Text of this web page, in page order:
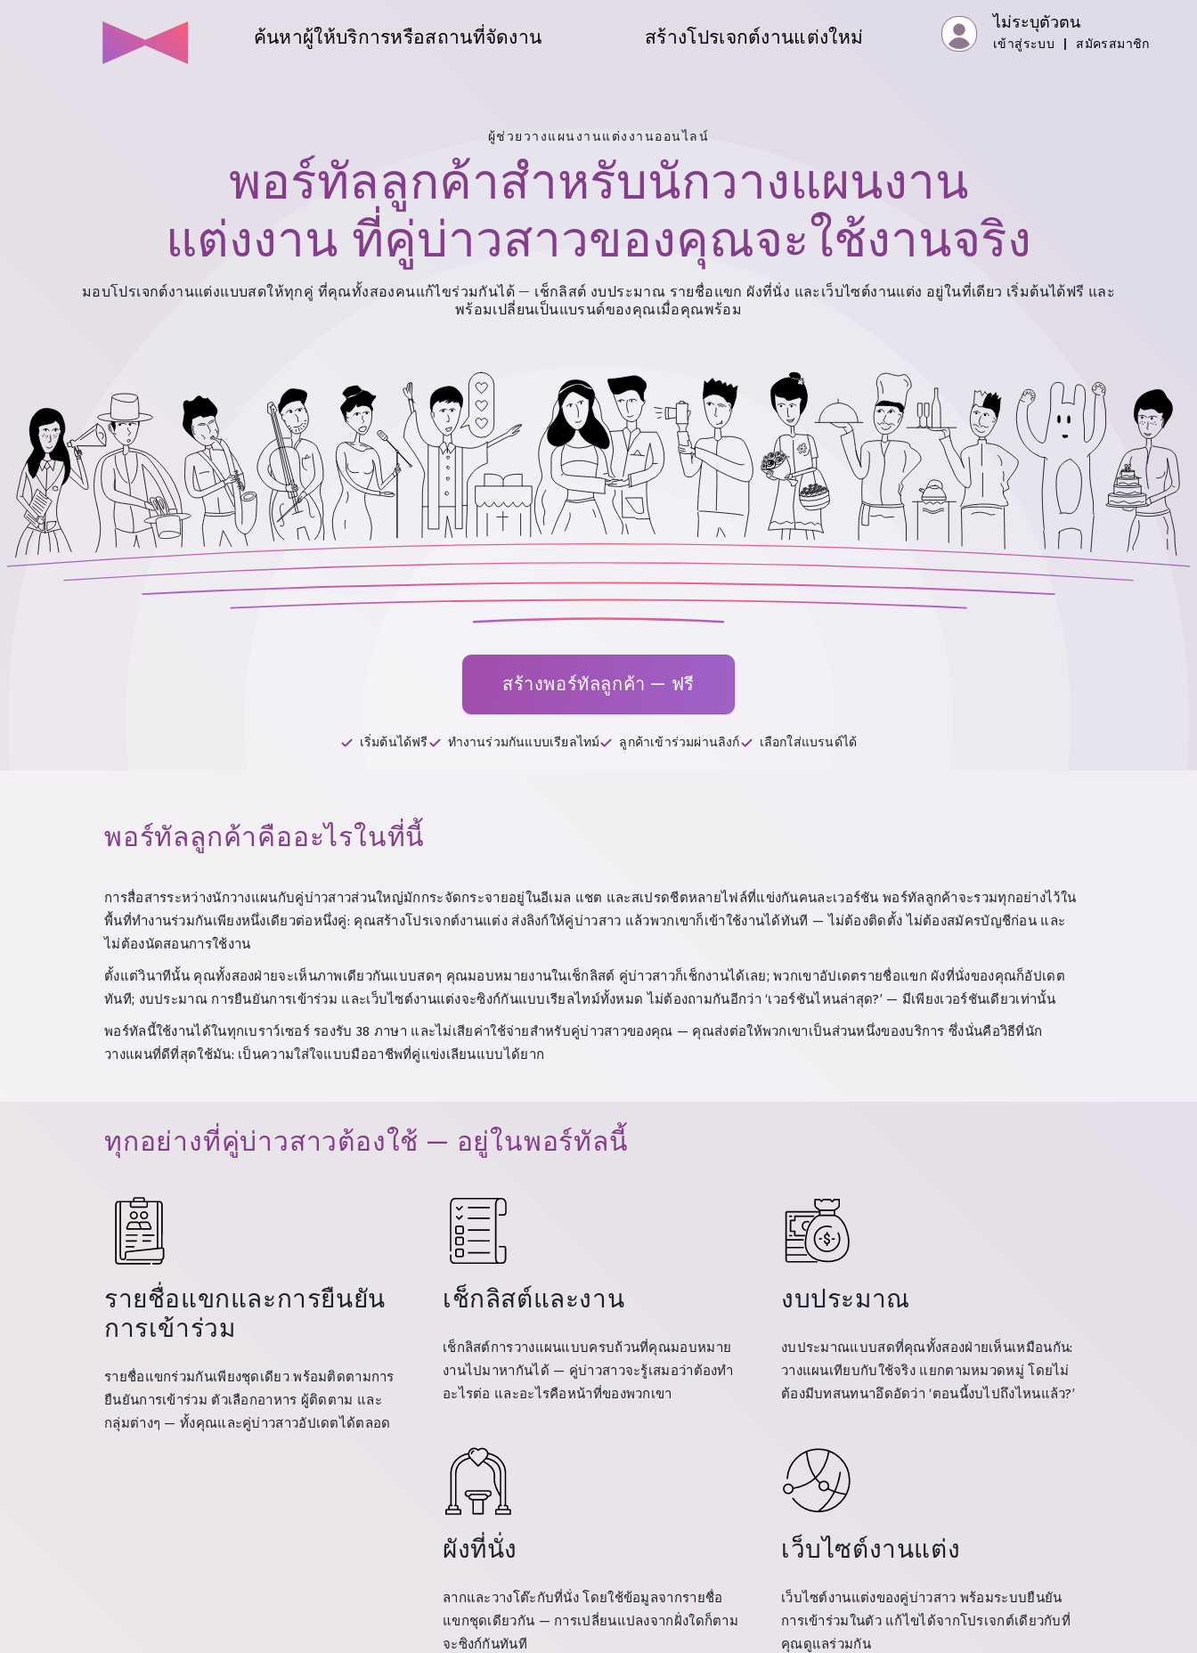
ค้นหาผู้ให้บริการหรือสถานที่จัดงาน สร้างโปรเจกต์งานแต่งใหม่
ไม่ระบุตัวตน
เข้าสู่ระบบ สมัครสมาชิก
ผู้ช่วยวางแผนงานแต่งงานออนไลน์
พอร์ทัลลูกค้าสำหรับนักวางแผนงาน
แต่งงาน ที่คู่บ่าวสาวของคุณจะใช้งานจริง
มอบโปรเจกต์งานแต่งแบบสดให้ทุกคู่ ที่คุณทั้งสองคนแก้ไขร่วมกันได้ — เช็กลิสต์ งบประมาณ รายชื่อแขก ผังที่นั่ง และเว็บไซต์งานแต่ง อยู่ในที่เดียว เริ่มต้นได้ฟรี และ
พร้อมเปลี่ยนเป็นแบรนด์ของคุณเมื่อคุณพร้อม
สร้างพอร์ทัลลูกค้า — ฟรี
เริ่มต้นได้ฟรี ทำงานร่วมกันแบบเรียลไทม์ ลูกค้าเข้าร่วมผ่านลิงก์ เลือกใส่แบรนด์ได้
พอร์ทัลลูกค้าคืออะไรในที่นี้
การสื่อสารระหว่างนักวางแผนกับคู่บ่าวสาวส่วนใหญ่มักกระจัดกระจายอยู่ในอีเมล แชต และสเปรดชีตหลายไฟล์ที่แข่งกันคนละเวอร์ชัน พอร์ทัลลูกค้าจะรวมทุกอย่างไว้ใน
พื้นที่ทำงานร่วมกันเพียงหนึ่งเดียวต่อหนึ่งคู่: คุณสร้างโปรเจกต์งานแต่ง ส่งลิงก์ให้คู่บ่าวสาว แล้วพวกเขาก็เข้าใช้งานได้ทันที — ไม่ต้องติดตั้ง ไม่ต้องสมัครบัญชีก่อน และ
ไม่ต้องนัดสอนการใช้งาน
ตั้งแต่วินาทีนั้น คุณทั้งสองฝ่ายจะเห็นภาพเดียวกันแบบสดๆ คุณมอบหมายงานในเช็กลิสต์ คู่บ่าวสาวก็เช็กงานได้เลย; พวกเขาอัปเดตรายชื่อแขก ผังที่นั่งของคุณก็อัปเดต
ทันที; งบประมาณ การยืนยันการเข้าร่วม และเว็บไซต์งานแต่งจะซิงก์กันแบบเรียลไทม์ทั้งหมด ไม่ต้องถามกันอีกว่า ‘เวอร์ชันไหนล่าสุด?’ — มีเพียงเวอร์ชันเดียวเท่านั้น
พอร์ทัลนี้ใช้งานได้ในทุกเบราว์เซอร์ รองรับ 38 ภาษา และไม่เสียค่าใช้จ่ายสำหรับคู่บ่าวสาวของคุณ — คุณส่งต่อให้พวกเขาเป็นส่วนหนึ่งของบริการ ซึ่งนั่นคือวิธีที่นัก
วางแผนที่ดีที่สุดใช้มัน: เป็นความใส่ใจแบบมืออาชีพที่คู่แข่งเลียนแบบได้ยาก
ทุกอย่างที่คู่บ่าวสาวต้องใช้ — อยู่ในพอร์ทัลนี้
รายชื่อแขกและการยืนยัน
การเข้าร่วม
รายชื่อแขกร่วมกันเพียงชุดเดียว พร้อมติดตามการ
ยืนยันการเข้าร่วม ตัวเลือกอาหาร ผู้ติดตาม และ
กลุ่มต่างๆ — ทั้งคุณและคู่บ่าวสาวอัปเดตได้ตลอด
เช็กลิสต์และงาน
เช็กลิสต์การวางแผนแบบครบถ้วนที่คุณมอบหมาย
งานไปมาหากันได้ — คู่บ่าวสาวจะรู้เสมอว่าต้องทำ
อะไรต่อ และอะไรคือหน้าที่ของพวกเขา
งบประมาณ
งบประมาณแบบสดที่คุณทั้งสองฝ่ายเห็นเหมือนกัน:
วางแผนเทียบกับใช้จริง แยกตามหมวดหมู่ โดยไม่
ต้องมีบทสนทนาอึดอัดว่า ‘ตอนนี้งบไปถึงไหนแล้ว?’
ผังที่นั่ง
ลากและวางโต๊ะกับที่นั่ง โดยใช้ข้อมูลจากรายชื่อ
แขกชุดเดียวกัน — การเปลี่ยนแปลงจากฝั่งใดก็ตาม
จะซิงก์กันทันที
เว็บไซต์งานแต่ง
เว็บไซต์งานแต่งของคู่บ่าวสาว พร้อมระบบยืนยัน
การเข้าร่วมในตัว แก้ไขได้จากโปรเจกต์เดียวกับที่
คุณดูแลร่วมกัน